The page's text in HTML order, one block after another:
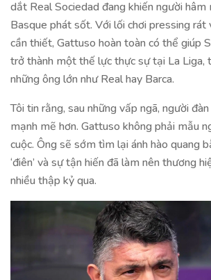
dắt Real Sociedad đang khiến người
Basque phát sốt. Với lối chơi pressing rát
cần thiết, Gattuso hoàn toàn có thể giúp
trở thành một thế lực thực sự tại La Liga,
những ông lớn như Real hay Barca.
Tôi tin rằng, sau những vấp ngã, người
mạnh mẽ hơn. Gattuso không phải mẫu
cuộc. Ông sẽ sớm tìm lại ánh hào quang
‘điên’ và sự tận hiến đã làm nên thương
nhiều thập kỷ qua.